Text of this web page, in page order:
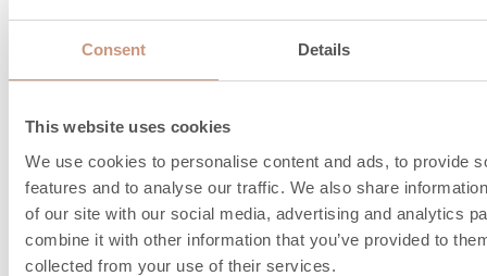
Consent Details
This website uses cookies
We use cookies to personalise content and ads, to provide
features and to analyse our traffic. We also share
of our site with our social media, advertising and analytics
combine it with other information that you’ve provided to
collected from your use of their services.
Skorstensrekommendation,
ø mm
150…210
Överlappning, mm 150